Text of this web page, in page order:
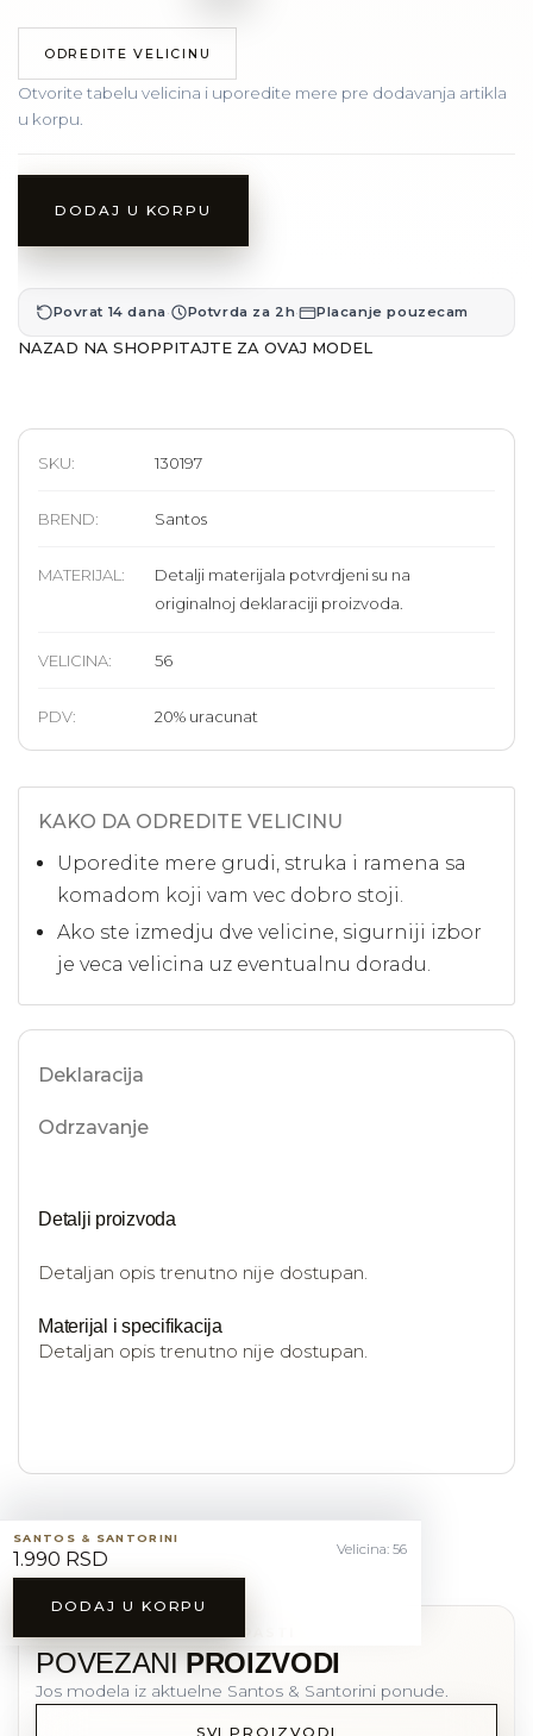
ODREDITE VELICINU
Otvorite tabelu velicina i uporedite mere pre dodavanja artikla
u korpu.
DODAJ U KORPU
Povrat 14 dana· Potvrda za 2h· Placanje pouzecam
NAZAD NA SHOPPITAJTE ZA OVAJ MODEL
SKU: 130197
BREND: Santos
MATERIJAL:
Detalji materijala potvrdjeni su na
originalnoj deklaraciji proizvoda.
VELICINA: 56
PDV: 20% uracunat
KAKO DA ODREDITE VELICINU
Uporedite mere grudi, struka i ramena sa
komadom koji vam vec dobro stoji.
Ako ste izmedju dve velicine, sigurniji izbor
je veca velicina uz eventualnu doradu.
Deklaracija
Odrzavanje
Detalji proizvoda
Detaljan opis trenutno nije dostupan.
Materijal i specifikacija
Detaljan opis trenutno nije dostupan.
SANTOS & SANTORINI
1.990 RSD Velicina: 56
DODAJ U KORPU
POVEZANIPROIZVODI
Jos modela iz aktuelne Santos & Santorini ponude.